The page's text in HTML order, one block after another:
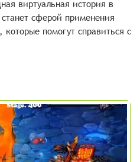
виртуальная история в
сферой применения
помогут справиться с